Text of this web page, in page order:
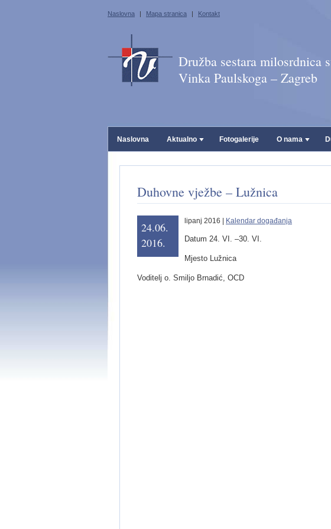
Naslovna | Mapa stranica | Kontakt
Družba sestara milosrdnica
Vinka Paulskoga – Zagreb
Naslovna Aktualno Fotogalerije O nama
Duhovne vježbe – Lužnica
24.06.
2016.
lipanj 2016 | Kalendar događanja
Datum 24. VI. –30. VI.
Mjesto Lužnica
Voditelj o. Smiljo Brnadić, OCD